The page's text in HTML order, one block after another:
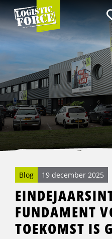
Logistic
Force
Blog 19 december 2025
FUNDAMENT
TOEKOMST IS